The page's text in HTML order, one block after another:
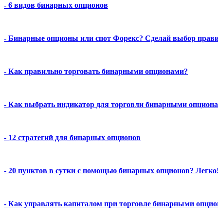
- 6 видов бинарных опционов
- Бинарные опционы или спот Форекс? Сделай выбор
- Как правильно торговать бинарными опционами?
- Как выбрать индикатор для торговли бинарными
- 12 стратегий для бинарных опционов
- 20 пунктов в сутки с помощью бинарных опционов? Легко!
- Как управлять капиталом при торговле бинарными